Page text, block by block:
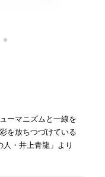
ーマニズムと一線を
を放ちつづけている
・井上青龍」より